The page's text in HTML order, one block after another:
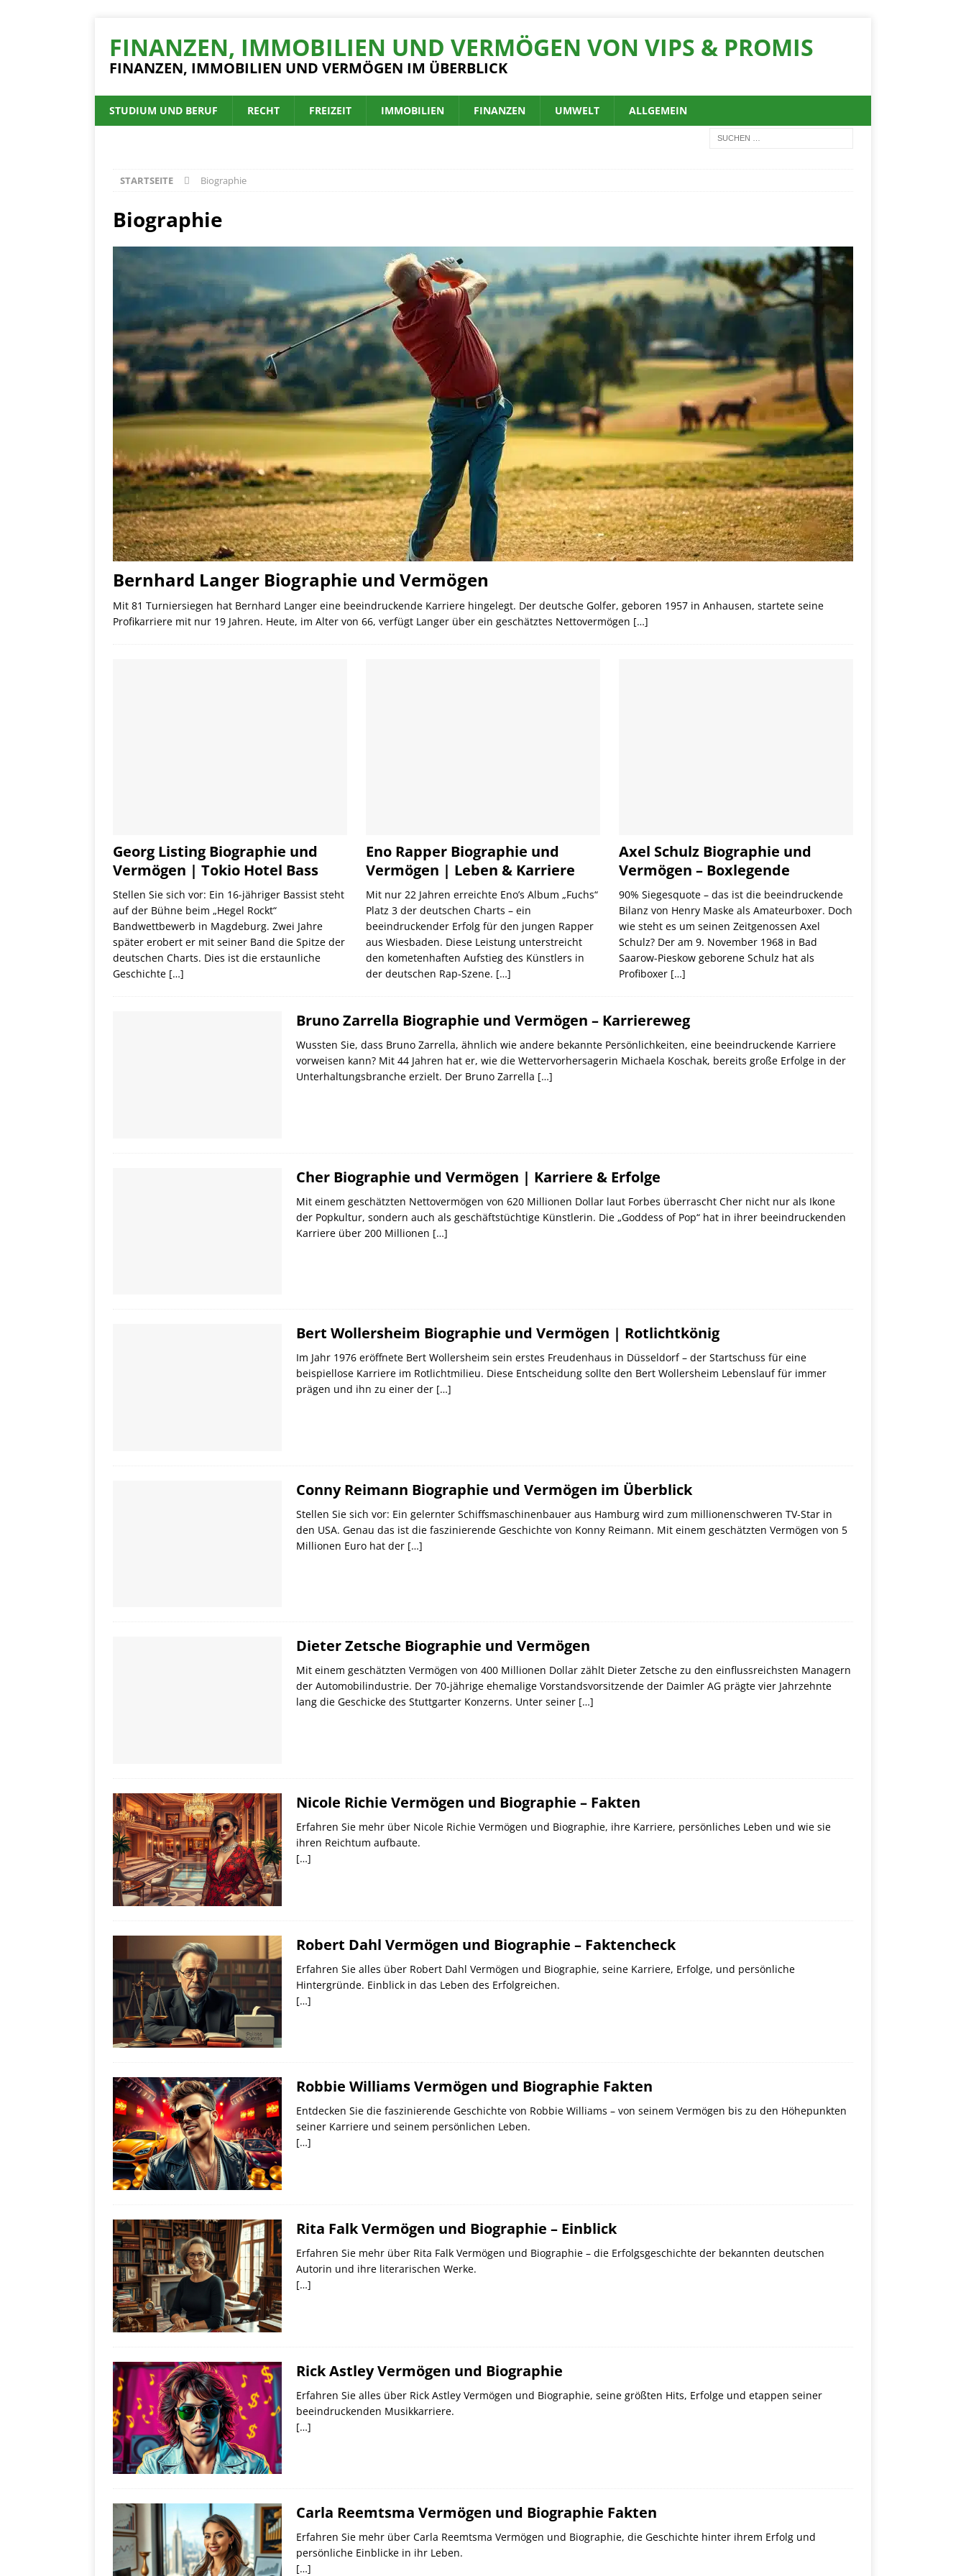
FINANZEN, IMMOBILIEN UND VERMÖGEN VON VIPS & PROMIS
FINANZEN, IMMOBILIEN UND VERMÖGEN IM ÜBERBLICK
STUDIUM UND BERUF RECHT FREIZEIT IMMOBILIEN FINANZEN UMWELT ALLGEMEIN
STARTSEITE Biographie
Biographie
Bernhard Langer Biographie und Vermögen
Mit 81 Turniersiegen hat Bernhard Langer eine beeindruckende Karriere hingelegt. Der deutsche Golfer, geboren 1957 in Anhausen, startete seine
Profikarriere mit nur 19 Jahren. Heute, im Alter von 66, verfügt Langer über ein geschätztes Nettovermögen […]
Georg Listing Biographie und
Vermögen | Tokio Hotel Bass
Stellen Sie sich vor: Ein 16-jähriger Bassist steht
auf der Bühne beim „Hegel Rockt“
Bandwettbewerb in Magdeburg. Zwei Jahre
später erobert er mit seiner Band die Spitze der
deutschen Charts. Dies ist die erstaunliche
Geschichte […]
Eno Rapper Biographie und
Vermögen | Leben & Karriere
Mit nur 22 Jahren erreichte Eno’s Album „Fuchs“
Platz 3 der deutschen Charts – ein
beeindruckender Erfolg für den jungen Rapper
aus Wiesbaden. Diese Leistung unterstreicht
den kometenhaften Aufstieg des Künstlers in
der deutschen Rap-Szene. […]
Axel Schulz Biographie und
Vermögen – Boxlegende
90% Siegesquote – das ist die beeindruckende
Bilanz von Henry Maske als Amateurboxer. Doch
wie steht es um seinen Zeitgenossen Axel
Schulz? Der am 9. November 1968 in Bad
Saarow-Pieskow geborene Schulz hat als
Profiboxer […]
Bruno Zarrella Biographie und Vermögen – Karriereweg
Wussten Sie, dass Bruno Zarrella, ähnlich wie andere bekannte Persönlichkeiten, eine beeindruckende Karriere
vorweisen kann? Mit 44 Jahren hat er, wie die Wettervorhersagerin Michaela Koschak, bereits große Erfolge in der
Unterhaltungsbranche erzielt. Der Bruno Zarrella […]
Cher Biographie und Vermögen | Karriere & Erfolge
Mit einem geschätzten Nettovermögen von 620 Millionen Dollar laut Forbes überrascht Cher nicht nur als Ikone
der Popkultur, sondern auch als geschäftstüchtige Künstlerin. Die „Goddess of Pop“ hat in ihrer beeindruckenden
Karriere über 200 Millionen […]
Bert Wollersheim Biographie und Vermögen | Rotlichtkönig
Im Jahr 1976 eröffnete Bert Wollersheim sein erstes Freudenhaus in Düsseldorf – der Startschuss für eine
beispiellose Karriere im Rotlichtmilieu. Diese Entscheidung sollte den Bert Wollersheim Lebenslauf für immer
prägen und ihn zu einer der […]
Conny Reimann Biographie und Vermögen im Überblick
Stellen Sie sich vor: Ein gelernter Schiffsmaschinenbauer aus Hamburg wird zum millionenschweren TV-Star in
den USA. Genau das ist die faszinierende Geschichte von Konny Reimann. Mit einem geschätzten Vermögen von 5
Millionen Euro hat der […]
Dieter Zetsche Biographie und Vermögen
Mit einem geschätzten Vermögen von 400 Millionen Dollar zählt Dieter Zetsche zu den einflussreichsten Managern
der Automobilindustrie. Der 70-jährige ehemalige Vorstandsvorsitzende der Daimler AG prägte vier Jahrzehnte
lang die Geschicke des Stuttgarter Konzerns. Unter seiner […]
Nicole Richie Vermögen und Biographie – Fakten
Erfahren Sie mehr über Nicole Richie Vermögen und Biographie, ihre Karriere, persönliches Leben und wie sie
ihren Reichtum aufbaute.
[…]
Robert Dahl Vermögen und Biographie – Faktencheck
Erfahren Sie alles über Robert Dahl Vermögen und Biographie, seine Karriere, Erfolge, und persönliche
Hintergründe. Einblick in das Leben des Erfolgreichen.
[…]
Robbie Williams Vermögen und Biographie Fakten
Entdecken Sie die faszinierende Geschichte von Robbie Williams – von seinem Vermögen bis zu den Höhepunkten
seiner Karriere und seinem persönlichen Leben.
[…]
Rita Falk Vermögen und Biographie – Einblick
Erfahren Sie mehr über Rita Falk Vermögen und Biographie – die Erfolgsgeschichte der bekannten deutschen
Autorin und ihre literarischen Werke.
[…]
Rick Astley Vermögen und Biographie
Erfahren Sie alles über Rick Astley Vermögen und Biographie, seine größten Hits, Erfolge und etappen seiner
beeindruckenden Musikkarriere.
[…]
Carla Reemtsma Vermögen und Biographie Fakten
Erfahren Sie mehr über Carla Reemtsma Vermögen und Biographie, die Geschichte hinter ihrem Erfolg und
persönliche Einblicke in ihr Leben.
[…]